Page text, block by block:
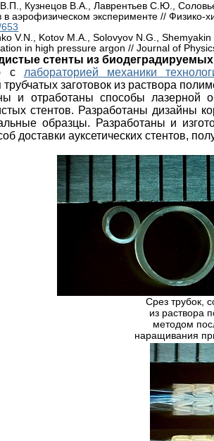
Кузнецов В.А., Лаврентьев С.Ю.,
в аэрофизическом эксперименте //
V.N., Kotov M.A., Solovyov N.G.,
in high pressure argon // Journal of
стенты из
с лабораторией механики
трубчатых заготовок из раствора
и отработаны способы лазерной
стентов. Разработаны дизайны
образцы. Разработаны и
доставки ауксетических стентов,
Срез трубок,
из раствора
методом
наращивания